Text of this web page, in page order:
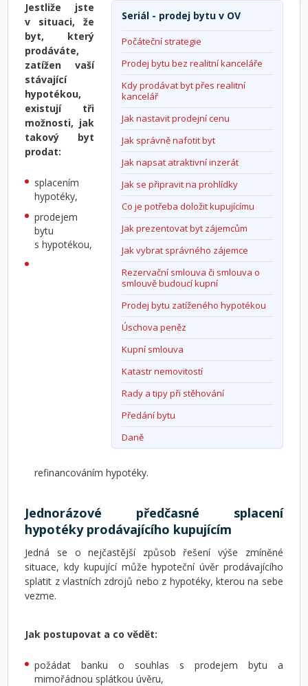
Seriál - prodej bytu v OV
Počáteční strategie
Prodej bytu bez realitní kanceláře
Kdy prodávat byt přes realitní
kancelář
Jak nastavit prodejní cenu
Jak správně nafotit byt
Jak napsat atraktivní inzerát
Jak se připravit na prohlídky
Co je potřeba doložit kupujícímu
Jak prezentovat byt zájemcům
Jak vybrat správného zájemce
Rezervační smlouva či smlouva o
smlouvě budoucí kupní
Prodej bytu zatíženého hypotékou
Úschova peněz
Kupní smlouva
Katastr nemovitostí
Rady a tipy při stěhování
Předání bytu
Daně
Jestliže jste
v situaci, že
byt, který
prodáváte,
zatížen vaší
stávající
hypotékou,
existují tři
možnosti, jak
takový byt
prodat:
splacením
hypotéky,
prodejem
bytu
s hypotékou,
refinancováním hypotéky.
Jednorázové předčasné splacení
hypotéky prodávajícího kupujícím
Jedná se o nejčastější způsob řešení výše zmíněné
situace, kdy kupující může hypoteční úvěr prodávajícího
splatit z vlastních zdrojů nebo z hypotéky, kterou na sebe
vezme.
Jak postupovat a co vědět:
požádat banku o souhlas s prodejem bytu a
mimořádnou splátkou úvěru,